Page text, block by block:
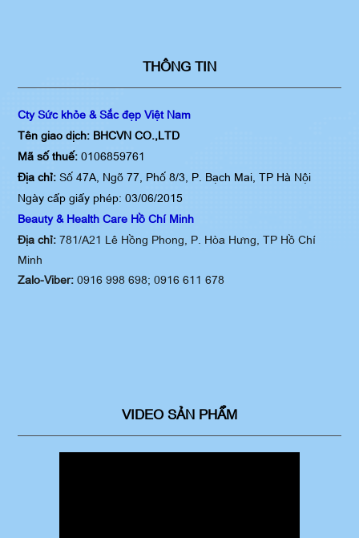
THÔNG TIN
Cty Sức khỏe & Sắc đẹp Việt Nam
Tên giao dịch: BHCVN CO.,LTD
Mã số thuế: 0106859761
Địa chỉ: Số 47A, Ngõ 77, Phố 8/3, P. Bạch Mai, TP Hà Nội
Ngày cấp giấy phép: 03/06/2015
Beauty & Health Care Hồ Chí Minh
Địa chỉ:781/A21 Lê Hồng Phong, P. Hòa Hưng, TP Hồ Chí
Minh
Zalo-Viber: 0916 998 698;0916 611 678
VIDEO SẢN PHẨM